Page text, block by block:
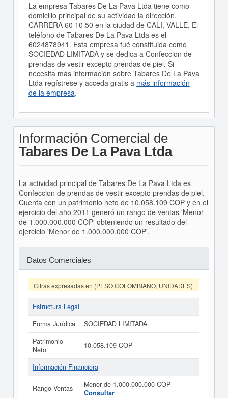
La empresa Tabares De La Pava Ltda tiene como
domicilio principal de su actividad la dirección,
CARRERA 60 10 50 en la ciudad de CALI, VALLE. El
teléfono de Tabares De La Pava Ltda es el
6024878941. Esta empresa fué constituida como
SOCIEDAD LIMITADA y se dedica a Confeccion de
prendas de vestir excepto prendas de piel. Si
necesita más información sobre Tabares De La Pava
Ltda regístrese y acceda gratis a más información
de la empresa.
Información Comercial de
Tabares De La Pava Ltda
La actividad principal de Tabares De La Pava Ltda es
Confeccion de prendas de vestir excepto prendas de piel.
Cuenta con un patrimonio neto de 10.058.109 COP y en el
ejercicio del año 2011 generó un rango de ventas 'Menor
de 1.000.000.000 COP' obteniendo un resultado del
ejercicio 'Menor de 1.000.000.000 COP'.
Datos Comerciales
Cifras expresadas en (PESO COLOMBIANO, UNIDADES)
Estructura Legal
Forma Jurídica
SOCIEDAD LIMITADA
Patrimonio
Neto
10.058.109 COP
Información Financiera
Rango Ventas
Menor de 1.000.000.000 COP
Consultar